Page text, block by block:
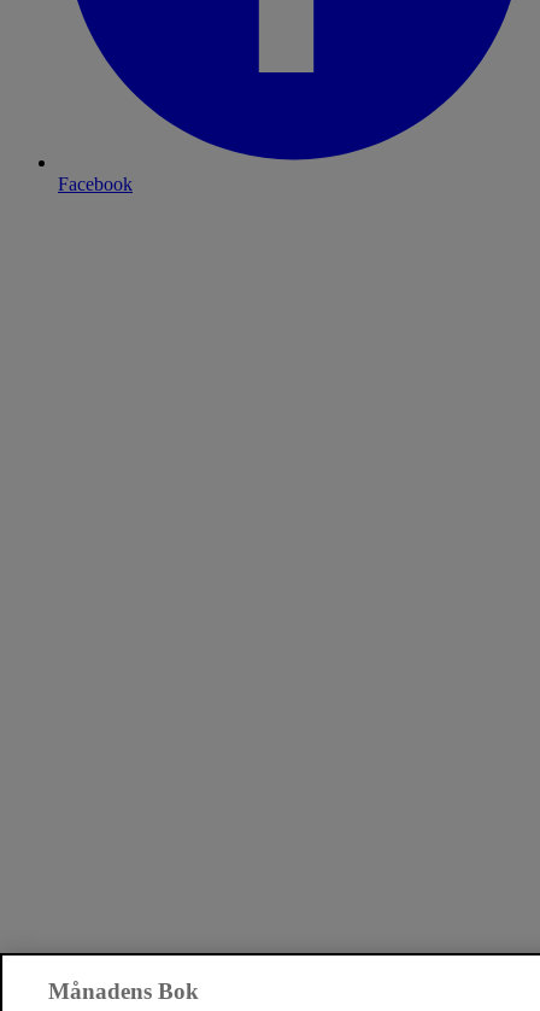
Facebook
Månadens Bok